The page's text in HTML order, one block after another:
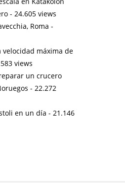
- 24.605 views
Roma -
velocidad máxima de
views
un crucero
- 22.272
en un día - 21.146